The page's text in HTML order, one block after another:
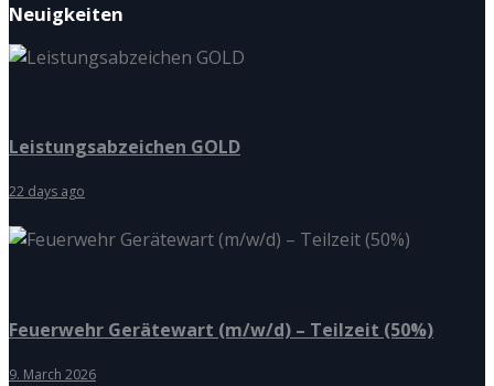
Neuigkeiten
Leistungsabzeichen GOLD
22 days ago
Feuerwehr Gerätewart (m/w/d) – Teilzeit (50%)
9. March 2026